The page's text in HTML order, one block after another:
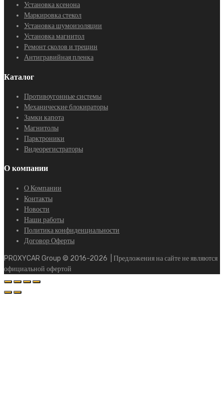
Установка ксенона
Маркировка стекол
Установка шумоизоляции
Установка магнитол
Ремонт сколов и трещин
Антигравийная пленка
Каталог
Противоугонные системы
Механические блокираторы
Замки капота
Магнитолы
Парктроники
Видеорегистраторы
О компании
О Компании
Контакты
Новости
Наши работы
Политика конфиденциальности
Договор Оферты
PROXYCAR Group © 2016-2026
| Предложения на сайте не являются
официальной офертой